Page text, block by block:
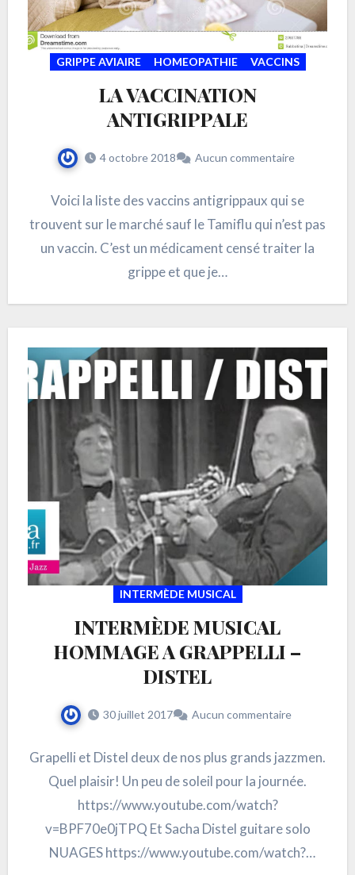
GRIPPE AVIAIRE HOMEOPATHIE VACCINS
LA VACCINATION
ANTIGRIPPALE
4 octobre 2018 Aucun commentaire
Voici la liste des vaccins antigrippaux qui se
trouvent sur le marché sauf le Tamiflu qui n’est pas
un vaccin. C’est un médicament censé traiter la
grippe et que je…
INTERMÈDE MUSICAL
INTERMÈDE MUSICAL
HOMMAGE A GRAPPELLI –
DISTEL
30 juillet 2017 Aucun commentaire
Grapelli et Distel deux de nos plus grands jazzmen.
Quel plaisir! Un peu de soleil pour la journée.
https://www.youtube.com/watch?
v=BPF70e0jTPQ Et Sacha Distel guitare solo
NUAGES https://www.youtube.com/watch?